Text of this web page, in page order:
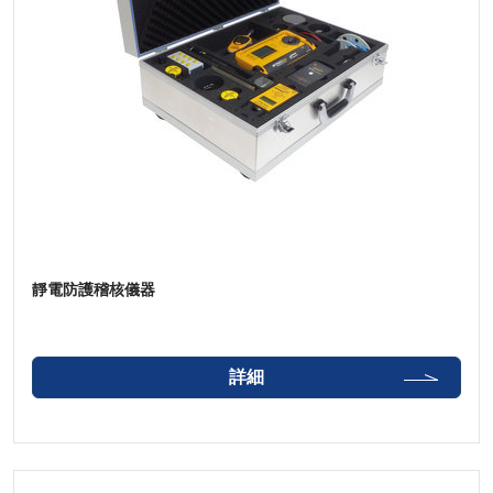
靜電防護稽核儀器
詳細